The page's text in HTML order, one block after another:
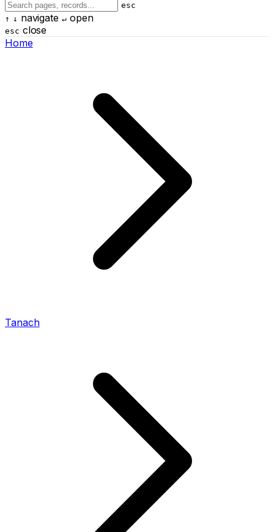
esc
↑ ↓ navigate ↵open
esc close
Home
Tanach